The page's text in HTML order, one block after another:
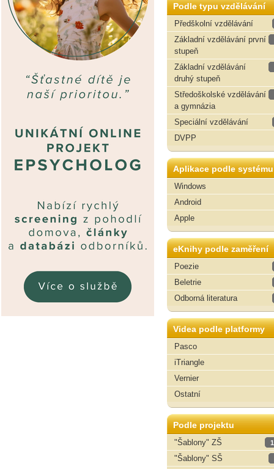
Podle typu vzdělávání
Předškolní vzdělávání
Základní vzdělávání první
stupeň
Základní vzdělávání
druhý stupeň
Středoškolské vzdělávání
a gymnázia
Speciální vzdělávání
DVPP
Aplikace podle systému
Windows
Android
Apple
eKnihy podle zaměření
Poezie
Beletrie
Odborná literatura
Videa podle platformy
Pasco
iTriangle
Vernier
Ostatní
Podle projektu
"Šablony" ZŠ
"Šablony" SŠ